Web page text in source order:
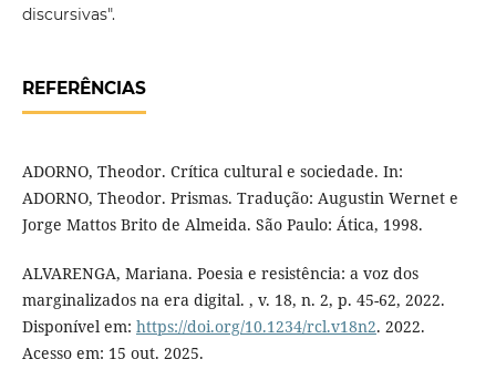
discursivas".
REFERÊNCIAS
ADORNO, Theodor. Crítica cultural e sociedade. In:
ADORNO, Theodor. Prismas. Tradução: Augustin Wernet e
Jorge Mattos Brito de Almeida. São Paulo: Ática, 1998.
ALVARENGA, Mariana. Poesia e resistência: a voz dos
marginalizados na era digital. , v. 18, n. 2, p. 45-62, 2022.
Disponível em: https://doi.org/10.1234/rcl.v18n2. 2022.
Acesso em: 15 out. 2025.